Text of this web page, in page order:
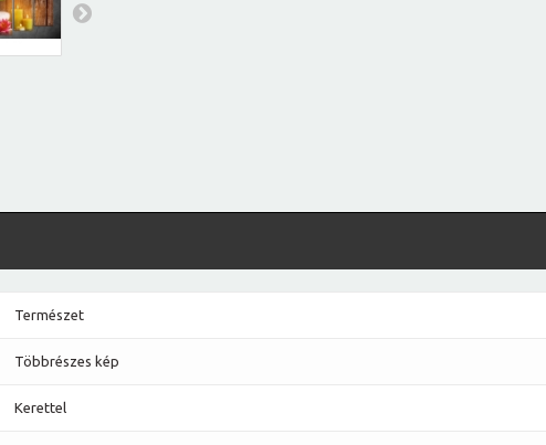
Természet
Többrészes kép
Kerettel